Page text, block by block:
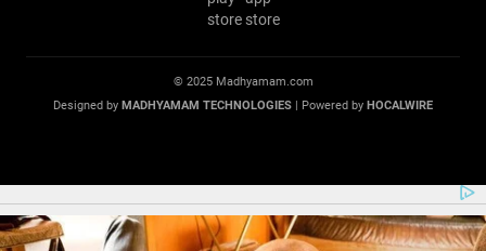
© 2025 Madhyamam.com
Designed by MADHYAMAM TECHNOLOGIES | Powered by HOCALWIRE